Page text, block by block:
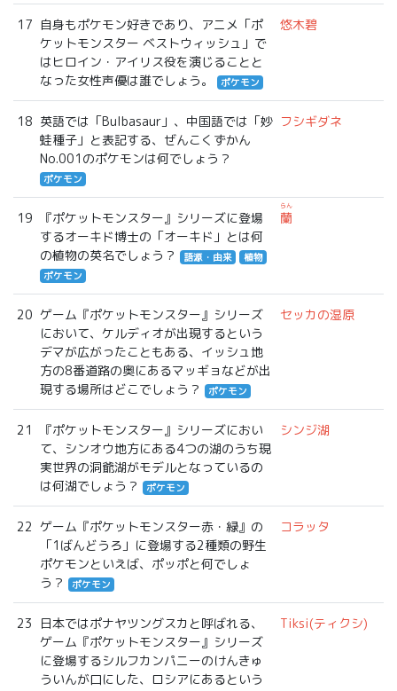
17 自身もポケモン好きであり、アニメ「ポ
ケットモンスター ベストウィッシュ」で
はヒロイン・アイリス役を演じることと
なった女性声優は誰でしょう。
ポケモン
悠木碧
18 英語では「Bulbasaur」、中国語では「妙
蛙種子」と表記する、ぜんこくずかん
No.001のポケモンは何でしょう？
ポケモン
フシギダネ
19
『ポケットモンスター』シリーズに登場
するオーキド博士の「オーキド」とは何
の植物の英名でしょう？
語源・由来
植物
ポケモン
蘭
らん
20 ゲーム『ポケットモンスター』シリーズ
において、ケルディオが出現するという
デマが広がったこともある、イッシュ地
方の8番道路の奥にあるマッギョなどが出
現する場所はどこでしょう？
ポケモン
セッカの湿原
21
『ポケットモンスター』シリーズにおい
て、シンオウ地方にある4つの湖のうち現
実世界の洞爺湖がモデルとなっているの
は何湖でしょう？
ポケモン
シンジ湖
22 ゲーム『ポケットモンスター赤・緑』の
「1ばんどうろ」に登場する2種類の野生
ポケモンといえば、ポッポと何でしょ
う？
ポケモン
コラッタ
23
日本ではポナヤツングスカと呼ばれる、
ゲーム『ポケットモンスター』シリーズ
に登場するシルフカンパニーのけんきゅ
ういんが口にした、ロシアにあるという
Tiksi(ティクシ)